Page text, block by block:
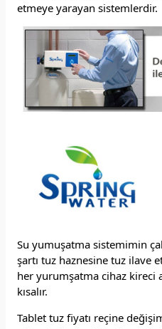
etmeye yarayan sistemlerdir.
Su yumuşatma sistemimin
şartı tuz haznesine tuz ilave
her yurumşatma cihaz kireci
kısalır.
Tablet tuz fiyatı reçine